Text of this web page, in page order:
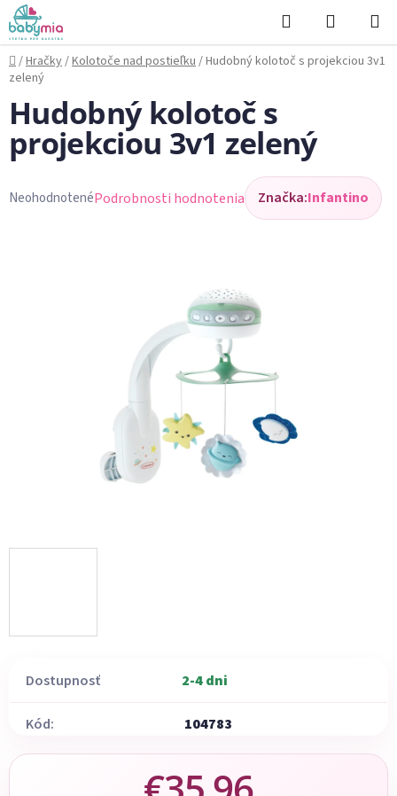
Prejsť
na
obsah
Hľadať
KOŠÍK
Domov
/Hračky/Kolotoče nad postieľku/Hudobný kolotoč s projekciou 3v1
zelený
Dostupnosť 2-4 dni
Kód: 104783
Hudobný kolotoč s
projekciou 3v1 zelený
Priemerné
NeohodnotenéPodrobnosti hodnotenia Značka:Infantino